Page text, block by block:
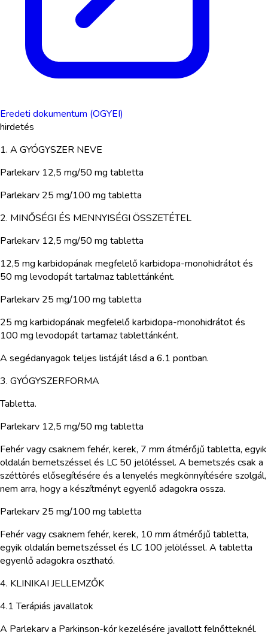
Eredeti dokumentum (OGYEI)
hirdetés
1. A GYÓGYSZER NEVE
Parlekarv 12,5 mg/50 mg tabletta
Parlekarv 25 mg/100 mg tabletta
2. MINŐSÉGI ÉS MENNYISÉGI ÖSSZETÉTEL
Parlekarv 12,5 mg/50 mg tabletta
12,5 mg karbidopának megfelelő karbidopa-monohidrátot és
50 mg levodopát tartalmaz tablettánként.
Parlekarv 25 mg/100 mg tabletta
25 mg karbidopának megfelelő karbidopa-monohidrátot és
100 mg levodopát tartamaz tablettánként.
A segédanyagok teljes listáját lásd a 6.1 pontban.
3. GYÓGYSZERFORMA
Tabletta.
Parlekarv 12,5 mg/50 mg tabletta
Fehér vagy csaknem fehér, kerek, 7 mm átmérőjű tabletta, egyik
oldalán bemetszéssel és LC 50 jelöléssel. A bemetszés csak a
széttörés elősegítésére és a lenyelés megkönnyítésére szolgál,
nem arra, hogy a készítményt egyenlő adagokra ossza.
Parlekarv 25 mg/100 mg tabletta
Fehér vagy csaknem fehér, kerek, 10 mm átmérőjű tabletta,
egyik oldalán bemetszéssel és LC 100 jelöléssel. A tabletta
egyenlő adagokra osztható.
4. KLINIKAI JELLEMZŐK
4.1 Terápiás javallatok
A Parlekarv a Parkinson-kór kezelésére javallott felnőtteknél.